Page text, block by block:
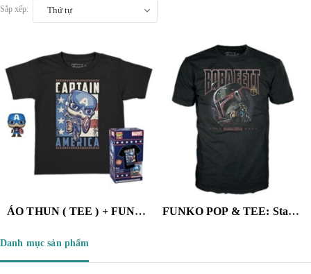
Sắp xếp: Thứ tự
ÁO THUN ( TEE ) + FUNKO POCKET POP! : Marvel- Captain America- L(KD) (Vinyl Figure, Size Large) FUNKO POP & TEE: Star Wars- Boba Fett- XL (Large Item, Vinyl Figure, Size Extra Large)
Danh mục sản phẩm